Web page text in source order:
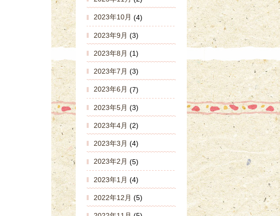
2023年10月 (4)
2023年9月 (3)
2023年8月 (1)
2023年7月 (3)
2023年6月 (7)
2023年5月 (3)
2023年4月 (2)
2023年3月 (4)
2023年2月 (5)
2023年1月 (4)
2022年12月 (5)